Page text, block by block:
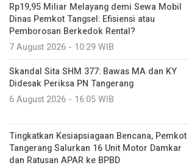
Rp19,95 Miliar Melayang demi Sewa Mobil
Dinas Pemkot Tangsel: Efisiensi atau
Pemborosan Berkedok Rental?
7 August 2026 - 10:29 WIB
Skandal Sita SHM 377: Bawas MA dan KY
Didesak Periksa PN Tangerang
6 August 2026 - 16:05 WIB
Tingkatkan Kesiapsiagaan Bencana, Pemkot
Tangerang Salurkan 16 Unit Motor Damkar
dan Ratusan APAR ke BPBD